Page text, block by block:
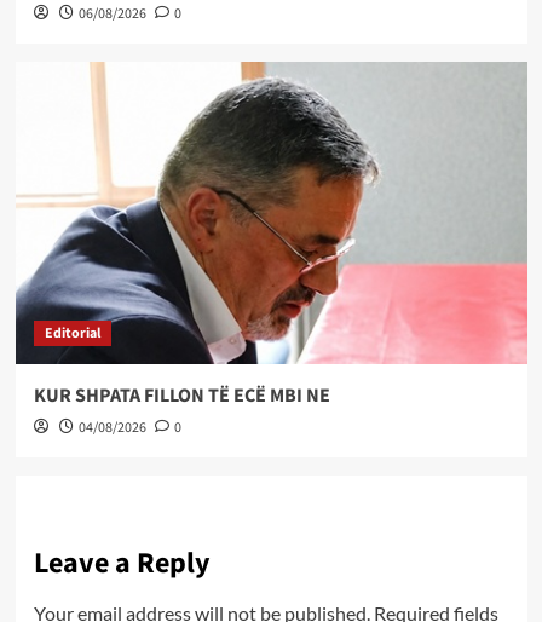
06/08/2026 0
Editorial
KUR SHPATA FILLON TË ECË MBI NE
04/08/2026 0
Leave a Reply
Your email address will not be published. Required fields